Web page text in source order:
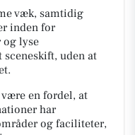
væk, samtidig
inden for
og lyse
uden at
en fordel, at
har
og faciliteter,